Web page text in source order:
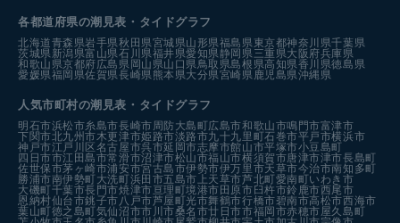
各都道府県の潮見表 ・タイドグラフ
北海道青森県岩手県秋田県宮城県山形県福島県東京都神奈川県千葉県
茨城県新潟県富山県石川県福井県愛知県静岡県三重県大阪府兵庫県
和歌山県京都府広島県 岡山県山口県鳥取県島根県高知県香川県徳島県
愛媛県福岡県佐賀県長崎県熊本県大分県宮崎県鹿児島県沖縄県
人気市町村の潮見表・タイドグラフ
明石市浜松市糸島市長崎市周防大島町広島市和歌山市鳴門市富津市
下関市北九州市木更津市姫路市淡路市九十九里町石巻市平戸市横浜市
神戸市江戸川区 名古屋市呉市延岡市志摩市館山市平塚市小豆島町
四日市市江田島市常滑市沼津市松山市福山市横須賀市唐津市津市長島町
佐世保市茅ヶ崎市浦安市宮古島市伊勢市伊万里市天草市今治市南知多町
勝浦市南伊勢町大洗町浜田市五島市 上天草市芦北町愛南町いわき市
大磯町千葉市長門市焼津市亘理町境港市 田原市 臼杵市鈴鹿市西尾市
恩納村仙台市銚子市八戸市芦屋町光市舞鶴市行橋市碧南市高松市西海市
葉山町徳之島町気仙沼市市川市桑名市廿日市市福岡市赤穂市屋久島町